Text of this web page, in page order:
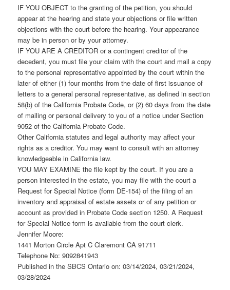
IF YOU OBJECT to the granting of the petition, you should
appear at the hearing and state your objections or file written
objections with the court before the hearing. Your appearance
may be in person or by your attorney.
IF YOU ARE A CREDITOR or a contingent creditor of the
decedent, you must file your claim with the court and mail a copy
to the personal representative appointed by the court within the
later of either (1) four months from the date of first issuance of
letters to a general personal representative, as defined in section
58(b) of the California Probate Code, or (2) 60 days from the date
of mailing or personal delivery to you of a notice under Section
9052 of the California Probate Code.
Other California statutes and legal authority may affect your
rights as a creditor. You may want to consult with an attorney
knowledgeable in California law.
YOU MAY EXAMINE the file kept by the court. If you are a
person interested in the estate, you may file with the court a
Request for Special Notice (form DE-154) of the filing of an
inventory and appraisal of estate assets or of any petition or
account as provided in Probate Code section 1250. A Request
for Special Notice form is available from the court clerk.
Jennifer Moore:
1441 Morton Circle Apt C Claremont CA 91711
Telephone No: 9092841943
Published in the SBCS Ontario on: 03/14/2024, 03/21/2024,
03/28/2024